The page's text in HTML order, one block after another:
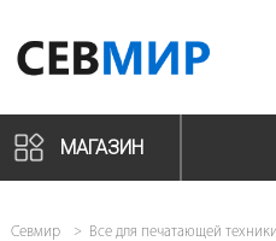
МАГАЗИН
Севмир Все для печатающей техники